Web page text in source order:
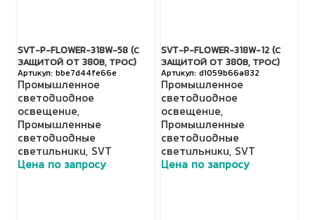
SVT-P-FLOWER-318W-58 (С
ЗАЩИТОЙ ОТ 380В, ТРОС)
bbe7d44fe66e
Промышленное
светодиодное
освещение,
Промышленные
светодиодные
светильники, SVT
Цена по запросу
SVT-P-FLOWER-318W-12 (С
ЗАЩИТОЙ ОТ 380В, ТРОС)
d1059b66a832
Промышленное
светодиодное
освещение,
Промышленные
светодиодные
светильники, SVT
Цена по запросу